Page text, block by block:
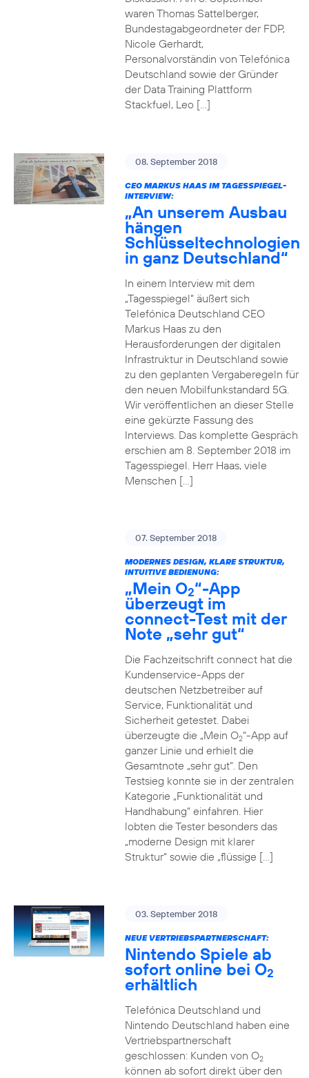
waren Thomas Sattelberger,
Bundestagabgeordneter der FDP,
Nicole Gerhardt,
Personalvorständin von Telefónica
Deutschland sowie der Gründer
der Data Training Plattform
Stackfuel, Leo […]
08. September 2018
CEO MARKUS HAAS IM TAGESSPIEGEL-
INTERVIEW:
„An unserem Ausbau
hängen
Schlüsseltechnologien
in ganz Deutschland“
In einem Interview mit dem
„Tagesspiegel“ äußert sich
Telefónica Deutschland CEO
Markus Haas zu den
Herausforderungen der digitalen
Infrastruktur in Deutschland sowie
zu den geplanten Vergaberegeln für
den neuen Mobilfunkstandard 5G.
Wir veröffentlichen an dieser Stelle
eine gekürzte Fassung des
Interviews. Das komplette Gespräch
erschien am 8. September 2018 im
Tagesspiegel. Herr Haas, viele
Menschen […]
07. September 2018
MODERNES DESIGN, KLARE STRUKTUR,
INTUITIVE BEDIENUNG:
„Mein O2“-App
überzeugt im
connect-Test mit der
Note „sehr gut“
Die Fachzeitschrift connect hat die
Kundenservice-Apps der
deutschen Netzbetreiber auf
Service, Funktionalität und
Sicherheit getestet. Dabei
überzeugte die „Mein O2“-App auf
ganzer Linie und erhielt die
Gesamtnote „sehr gut“. Den
Testsieg konnte sie in der zentralen
Kategorie „Funktionalität und
Handhabung“ einfahren. Hier
lobten die Tester besonders das
„moderne Design mit klarer
Struktur“ sowie die „flüssige […]
03. September 2018
NEUE VERTRIEBSPARTNERSCHAFT:
Nintendo Spiele ab
sofort online bei O2
erhältlich
Telefónica Deutschland und
Nintendo Deutschland haben eine
Vertriebspartnerschaft
geschlossen: Kunden von O2
können ab sofort direkt über den